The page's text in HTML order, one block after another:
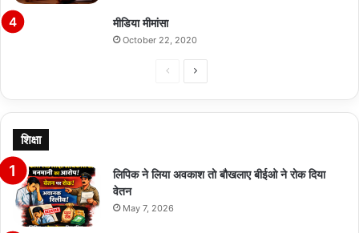
मीडिया मीमांसा
October 22, 2020
PreviousNext
शिक्षा
लिपिक ने लिया अवकाश तो बौखलाए बीईओ ने रोक दिया
वेतन
May 7, 2026